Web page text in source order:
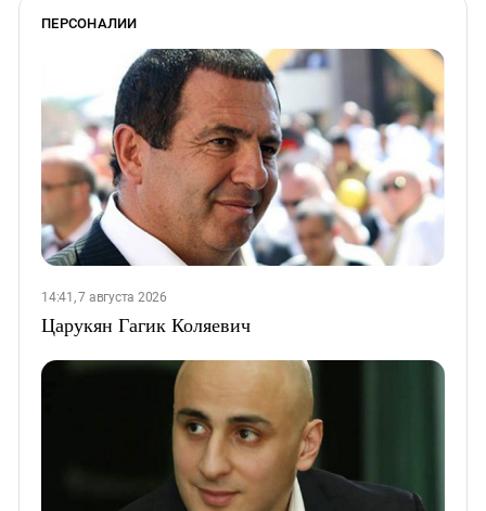
ПЕРСОНАЛИИ
14:41, 7 августа 2026
Царукян Гагик Коляевич